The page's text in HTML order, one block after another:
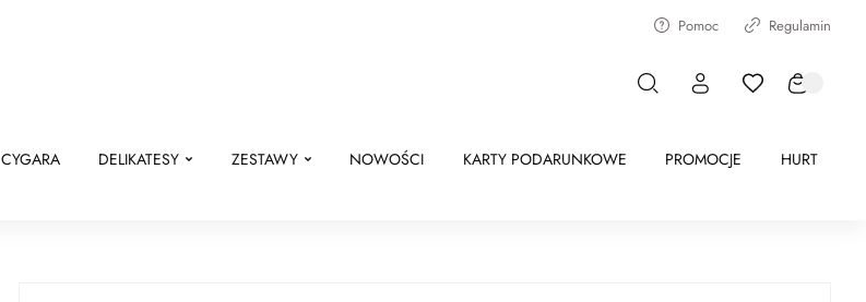
Pomoc Regulamin
CYGARA DELIKATESY ZESTAWY NOWOŚCI KARTY PODARUNKOWE PROMOCJE HURT